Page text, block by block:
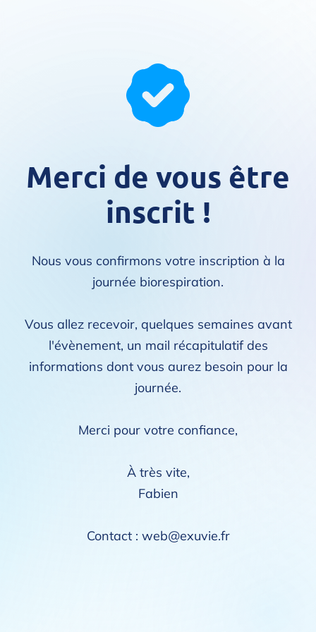
Merci de vous être
inscrit !
Nous vous confirmons votre inscription à la
journée biorespiration.
Vous allez recevoir, quelques semaines avant
l'évènement, un mail récapitulatif des
informations dont vous aurez besoin pour la
journée.
Merci pour votre confiance,
À très vite,
Fabien
Contact : web@exuvie.fr